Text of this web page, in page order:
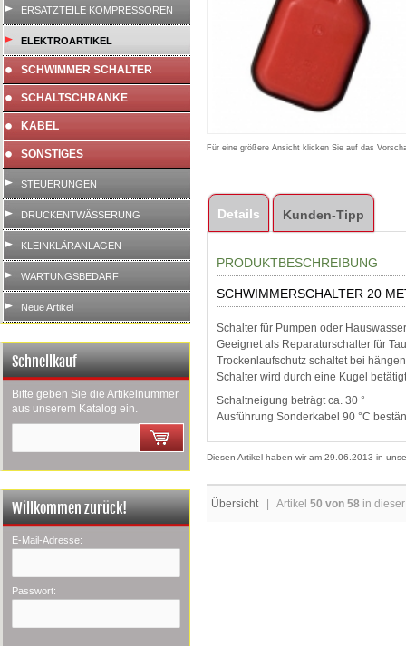
ERSATZTEILE KOMPRESSOREN
ELEKTROARTIKEL
SCHWIMMER SCHALTER
SCHALTSCHRÄNKE
KABEL
SONSTIGES
STEUERUNGEN
DRUCKENTWÄSSERUNG
KLEINKLÄRANLAGEN
WARTUNGSBEDARF
Neue Artikel
Schnellkauf
Bitte geben Sie die Artikelnummer
aus unserem Katalog ein.
Willkommen zurück!
E-Mail-Adresse:
Passwort:
Für eine größere Ansicht klicken Sie auf das
Details Kunden-Tipp
PRODUKTBESCHREIBUNG
SCHWIMMERSCHALTER 20
Schalter für Pumpen oder
Geeignet als Reparaturschalter für
Trockenlaufschutz schaltet bei
Schalter wird durch eine Kugel
Schaltneigung beträgt ca. 30 °
Ausführung Sonderkabel 90 °C
Diesen Artikel haben wir am 29.06.2013 in
Übersicht| Artikel 50 von 58 in